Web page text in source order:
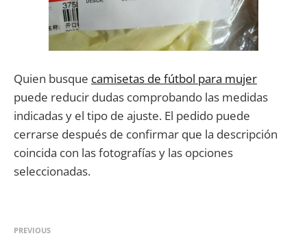
Quien busque camisetas de fútbol para mujer
puede reducir dudas comprobando las medidas
indicadas y el tipo de ajuste. El pedido puede
cerrarse después de confirmar que la descripción
coincida con las fotografías y las opciones
seleccionadas.
PREVIOUS